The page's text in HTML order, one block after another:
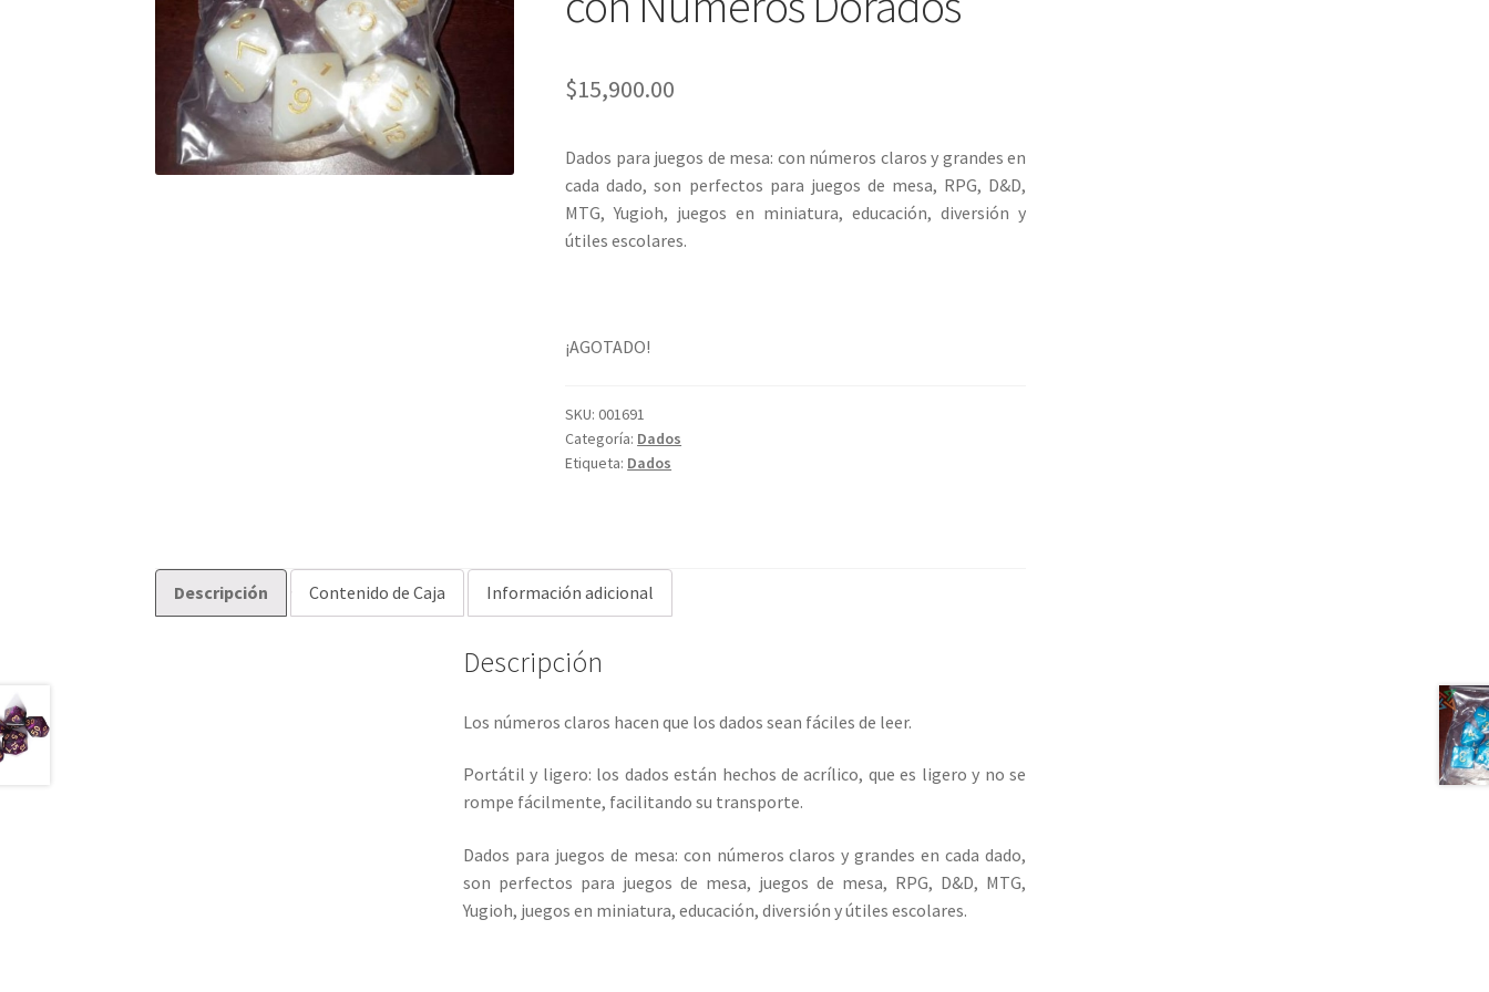
$15,900.00
Dados para juegos de mesa: con números claros y grandes en
cada dado, son perfectos para juegos de mesa, RPG, D&D,
MTG, Yugioh, juegos en miniatura, educación, diversión y
útiles escolares.
¡AGOTADO!
SKU:001691
Categoría: Dados
Etiqueta: Dados
Descripción Contenido de Caja Información adicional
Descripción
Los números claros hacen que los dados sean fáciles de leer.
Portátil y ligero: los dados están hechos de acrílico, que es ligero y no se
rompe fácilmente, facilitando su transporte.
Dados para juegos de mesa: con números claros y grandes en cada dado,
son perfectos para juegos de mesa, juegos de mesa, RPG, D&D, MTG,
Yugioh, juegos en miniatura, educación, diversión y útiles escolares.